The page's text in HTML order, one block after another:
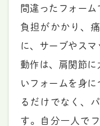
間違ったフォー
負担がかかり、
に、サーブやス
動作は、肩関節に
いフォームを身
るだけでなく、
す。自分一人で